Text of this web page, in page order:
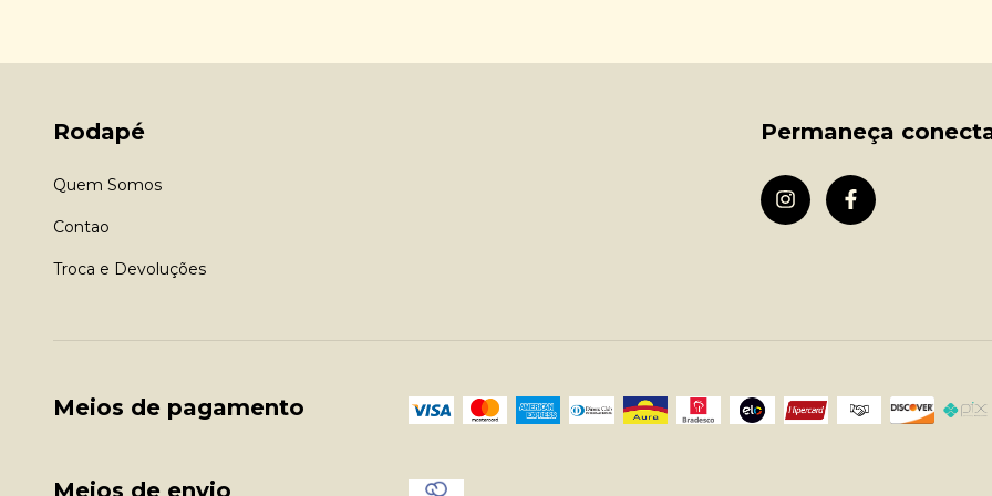
Rodapé
Quem Somos
Contao
Troca e Devoluções
Permaneça
Meios de pagamento
Meios de envio